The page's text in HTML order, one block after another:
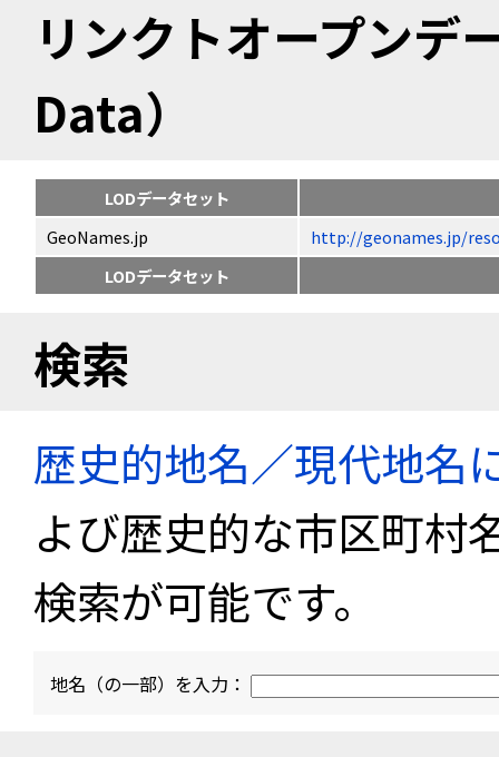
リンクトオープン
Data）
LODデータセット
GeoNames.jp
http://geonames.jp/
LODデータセット
検索
歴史的地名／現代地名
よび歴史的な市区町村
検索が可能です。
地名（の一部）を入力：